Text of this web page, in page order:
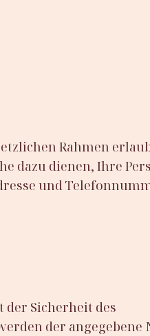
Rahmen
dazu dienen, Ihre
und
der Sicherheit des
der angegebene